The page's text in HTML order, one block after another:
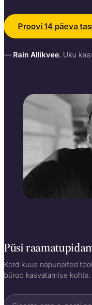
Proovi 14 päeva
— Rain Allikvee, Uku
Püsi
Kord kuus näpunäited
büroo kasvatamise kohta.